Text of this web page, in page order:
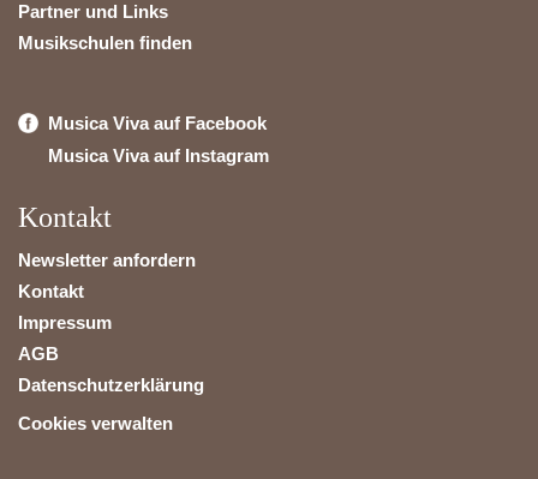
Partner und Links
Musikschulen finden
Musica Viva auf Facebook
Musica Viva auf Instagram
Kontakt
Newsletter anfordern
Kontakt
Impressum
AGB
Datenschutzerklärung
Cookies verwalten